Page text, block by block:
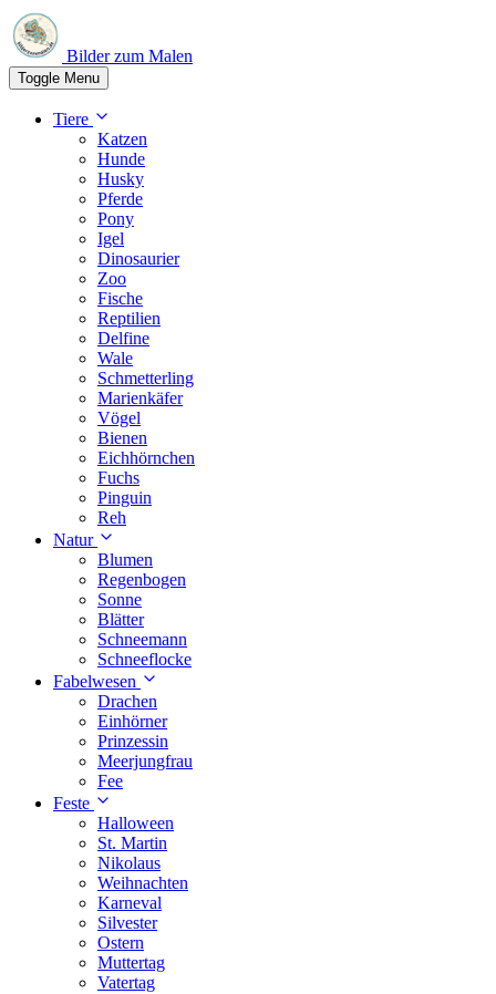
Bilder zum Malen
Toggle Menu
Tiere
Katzen
Hunde
Husky
Pferde
Pony
Igel
Dinosaurier
Zoo
Fische
Reptilien
Delfine
Wale
Schmetterling
Marienkäfer
Vögel
Bienen
Eichhörnchen
Fuchs
Pinguin
Reh
Natur
Blumen
Regenbogen
Sonne
Blätter
Schneemann
Schneeflocke
Fabelwesen
Drachen
Einhörner
Prinzessin
Meerjungfrau
Fee
Feste
Halloween
St. Martin
Nikolaus
Weihnachten
Karneval
Silvester
Ostern
Muttertag
Vatertag